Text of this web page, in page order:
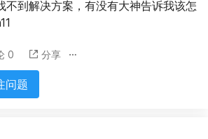
不到解决方案，有没有大神告诉我该怎
0 分享
问题